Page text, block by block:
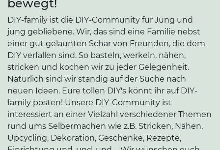
bewegt!
DIY-family ist die DIY-Community für Jung und
jung gebliebene. Wir, das sind eine Familie nebst
einer gut gelaunten Schar von Freunden, die dem
DIY verfallen sind. So basteln, werkeln, nähen,
stricken und kochen wir zu jeder Gelegenheit.
Natürlich sind wir ständig auf der Suche nach
neuen Ideen. Eure tollen DIY's könnt ihr auf DIY-
family posten! Unsere DIY-Community ist
interessiert an einer Vielzahl verschiedener Themen
rund ums Selbermachen wie z.B. Stricken, Nähen,
Upcycling, Dekoration, Geschenke, Rezepte,